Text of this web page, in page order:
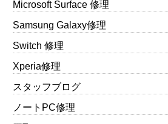
Microsoft Surface 修理
Samsung Galaxy修理
Switch 修理
Xperia修理
スタッフブログ
ノートPC修理